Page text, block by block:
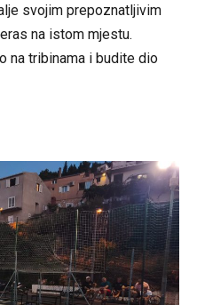
svojim prepoznatljivim
na istom mjestu.
na tribinama i budite dio